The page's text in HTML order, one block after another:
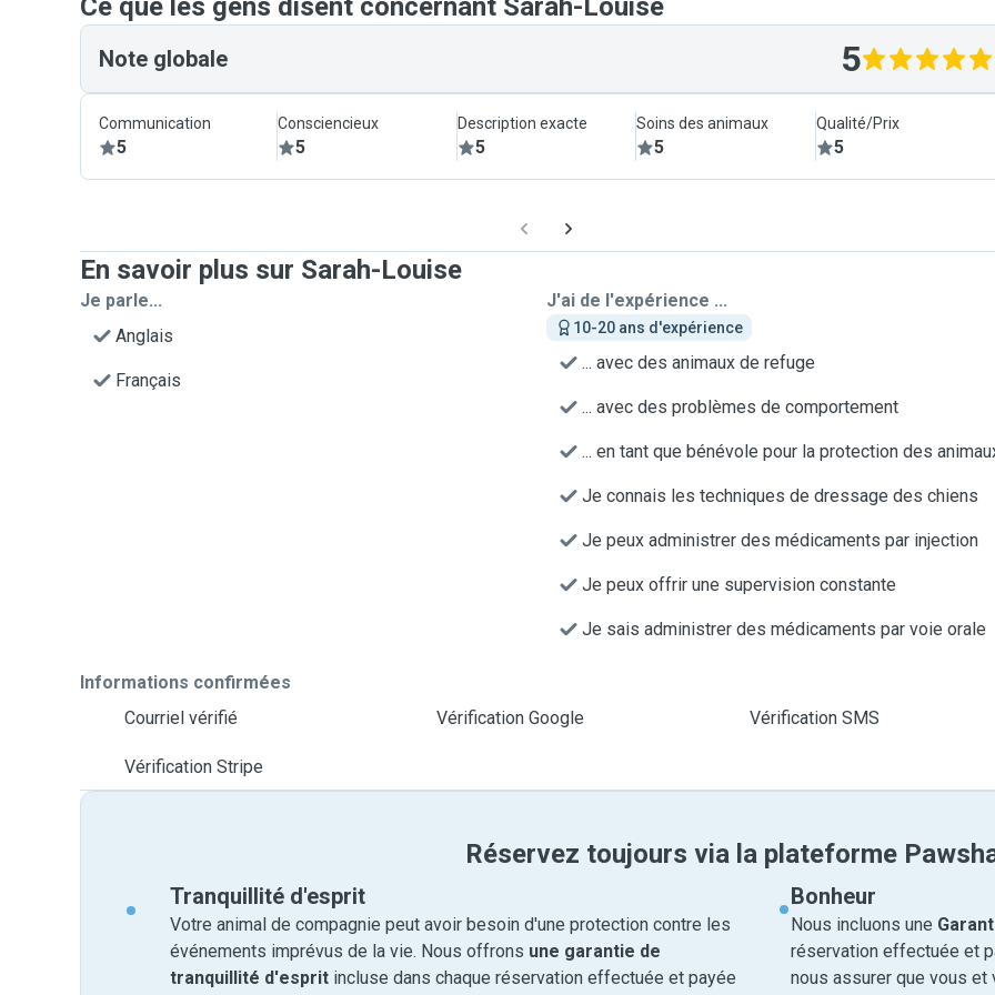
Ce que les gens disent concernant Sarah-Louise
Note globale 5
Communication
5
Consciencieux
5
Description exacte
5
Soins des animaux
5
Qualité/Prix
5
En savoir plus sur Sarah-Louise
Je parle...
Anglais
Français
J'ai de l'expérience ...
10-20 ans d'expérience
... avec des animaux de refuge
... avec des problèmes de comportement
... en tant que bénévole pour la protection des
Je connais les techniques de dressage des chiens
Je peux administrer des médicaments par injection
Je peux offrir une supervision constante
Je sais administrer des médicaments par voie orale
Informations confirmées
Courriel vérifié
Vérification Google Vérification SMS
Vérification Stripe
Réservez toujours via la plateforme
Tranquillité d'esprit
Votre animal de compagnie peut avoir besoin d'une protection contre les
événements imprévus de la vie. Nous offrons une garantie de
tranquillité d'esprit incluse dans chaque réservation effectuée et payée
Bonheur
Nous incluons une
réservation effectuée et
nous assurer que vous